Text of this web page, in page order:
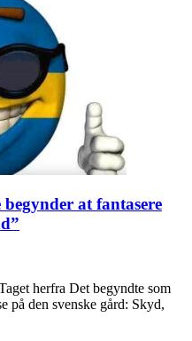
at fantasere
herfra Det begyndte som
på den svenske gård: Skyd,